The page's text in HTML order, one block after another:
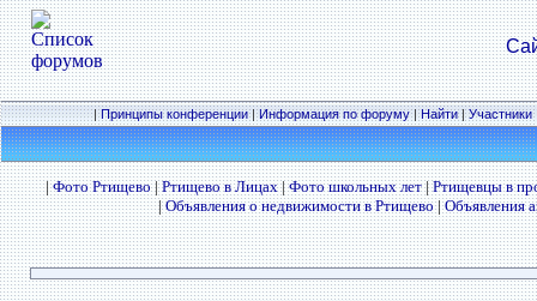
|Принципы конференции|Информация по форуму|Найти|Участники
|Фото Ртищево|Ртищево в Лицах|Фото школьных лет|Ртищевцы в
|Объявления о недвижимости в Ртищево|Объявления